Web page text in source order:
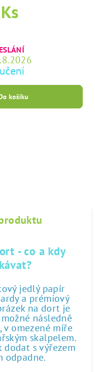
košíku
- co a kdy
jedlý papír
a prémiový
na dort je
následně
omezené míře
skalpelem.
s výřezem
odpadne.